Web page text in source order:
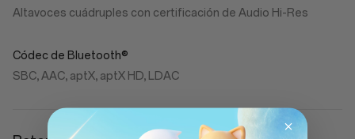
Altavoces cuádruples con certificación de Audio Hi-Res
Códec de Bluetooth®
SBC, AAC, aptX, aptX HD, LDAC